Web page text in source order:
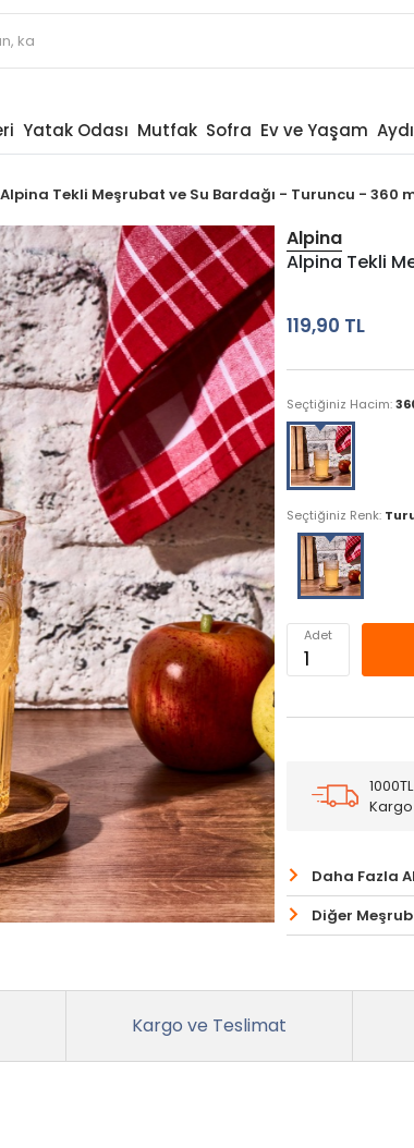
Yatak Odası Mutfak Sofra Ev ve Yaşam
Alpina Tekli Meşrubat ve Su Bardağı - Turuncu - 360
Alpina
Alpina Tekli
119,90 TL
Seçtiğiniz Hacim:
Seçtiğiniz Renk:
Adet
Kargo
Daha Fazla
Diğer
Kargo ve Teslimat